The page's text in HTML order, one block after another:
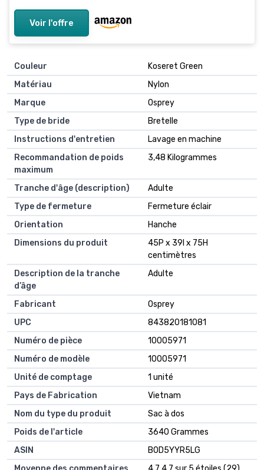
Voir l'offre
Couleur
Koseret Green
Matériau
Nylon
Marque
Osprey
Type de bride
Bretelle
Instructions d'entretien
Lavage en machine
Recommandation de poids
maximum
3,48 Kilogrammes
Tranche d'âge (description)
Adulte
Type de fermeture
Fermeture éclair
Orientation
Hanche
Dimensions du produit
45P x 39l x 75H
centimètres
Description de la tranche
d’âge
Adulte
Fabricant
Osprey
UPC
843820181081
Numéro de pièce
10005971
Numéro de modèle
10005971
Unité de comptage
1 unité
Pays de Fabrication
Vietnam
Nom du type du produit
Sac à dos
Poids de l'article
3640 Grammes
ASIN
B0D5YYR5LG